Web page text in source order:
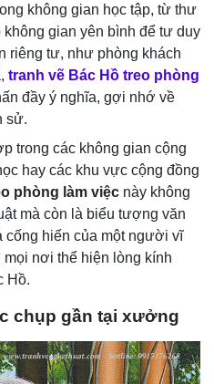
không gian học tập, từ thư
gian yên bình để tư duy
riêng tư, như phòng khách
tranh vẽ Bác Hồ treo phòng
đầy ý nghĩa, gợi nhớ về
sử.
trong các không gian cộng
hay các khu vực cộng đồng
phòng làm việc này không
mà còn là biểu tượng văn
cống hiến của một người vĩ
nơi thể hiện lòng kính
Hồ.
chụp gần tại xưởng